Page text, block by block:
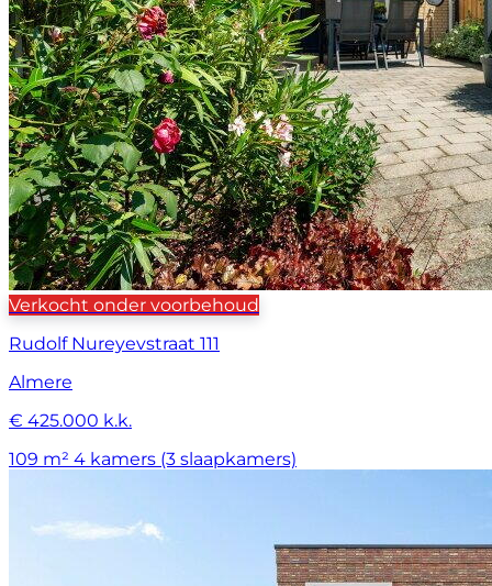
Verkocht onder voorbehoud
Rudolf Nureyevstraat 111
Almere
€ 425.000 k.k.
109 m² 4 kamers (3 slaapkamers)